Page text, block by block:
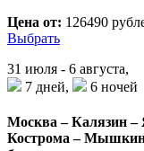
Цена от: 126490
Выбрать
31 июля - 6 августа,
7 дней,
6 ночей
Москва – Калязин –
Кострома – Мышкин